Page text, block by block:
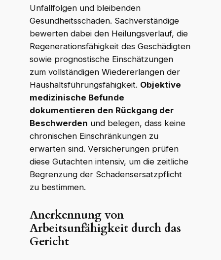
Unfallfolgen und bleibenden
Gesundheitsschäden. Sachverständige
bewerten dabei den Heilungsverlauf, die
Regenerationsfähigkeit des Geschädigten
sowie prognostische Einschätzungen
zum vollständigen Wiedererlangen der
Haushaltsführungsfähigkeit. Objektive
medizinische Befunde
dokumentieren den Rückgang der
Beschwerden und belegen, dass keine
chronischen Einschränkungen zu
erwarten sind. Versicherungen prüfen
diese Gutachten intensiv, um die zeitliche
Begrenzung der Schadensersatzpflicht
zu bestimmen.
Anerkennung von
Arbeitsunfähigkeit durch das
Gericht